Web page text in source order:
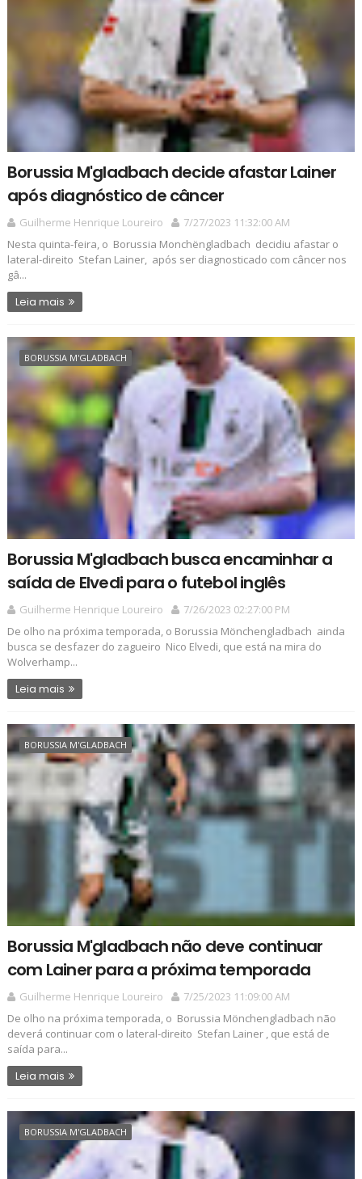
Borussia M'gladbach decide afastar Lainer
após diagnóstico de câncer
Guilherme Henrique Loureiro
7/27/2023 11:32:00 AM
Nesta quinta-feira, o Borussia Monchëngladbach decidiu afastar o
lateral-direito Stefan Lainer, após ser diagnosticado com câncer nos
gâ...
Leia mais
BORUSSIA M'GLADBACH
Borussia M'gladbach busca encaminhar a
saída de Elvedi para o futebol inglês
Guilherme Henrique Loureiro
7/26/2023 02:27:00 PM
De olho na próxima temporada, o Borussia Mönchengladbach ainda
busca se desfazer do zagueiro Nico Elvedi, que está na mira do
Wolverhamp...
Leia mais
BORUSSIA M'GLADBACH
Borussia M'gladbach não deve continuar
com Lainer para a próxima temporada
Guilherme Henrique Loureiro
7/25/2023 11:09:00 AM
De olho na próxima temporada, o Borussia Mönchengladbach não
deverá continuar com o lateral-direito Stefan Lainer , que está de
saída para...
Leia mais
BORUSSIA M'GLADBACH